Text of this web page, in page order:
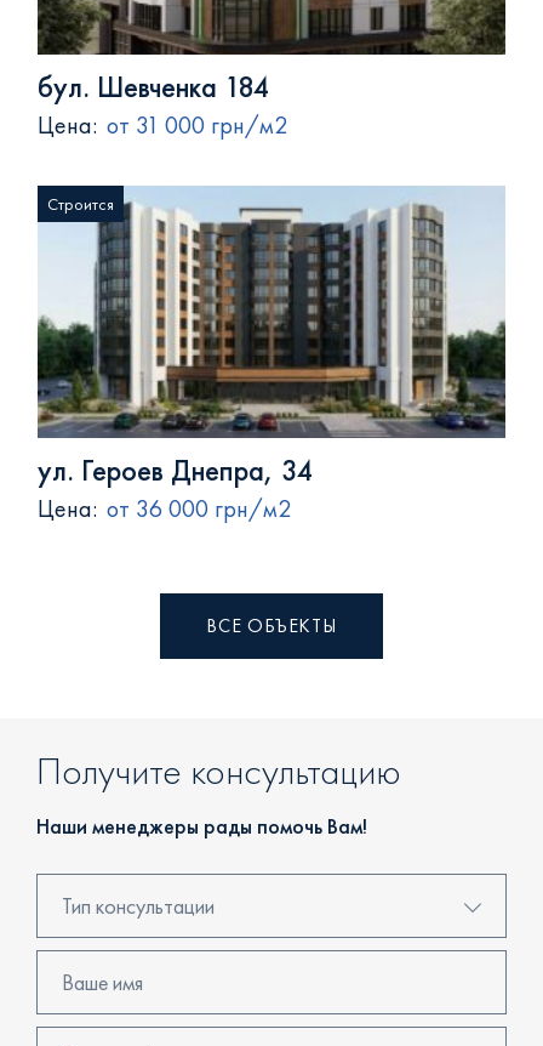
бул. Шевченка 184
Цена: от 31 000 грн/м2
Строится
ул. Героев Днепра, 34
Цена: от 36 000 грн/м2
ВСЕ ОБЪЕКТЫ
Получите консультацию
Наши менеджеры рады помочь Вам!
Тип консультации
Бронирование